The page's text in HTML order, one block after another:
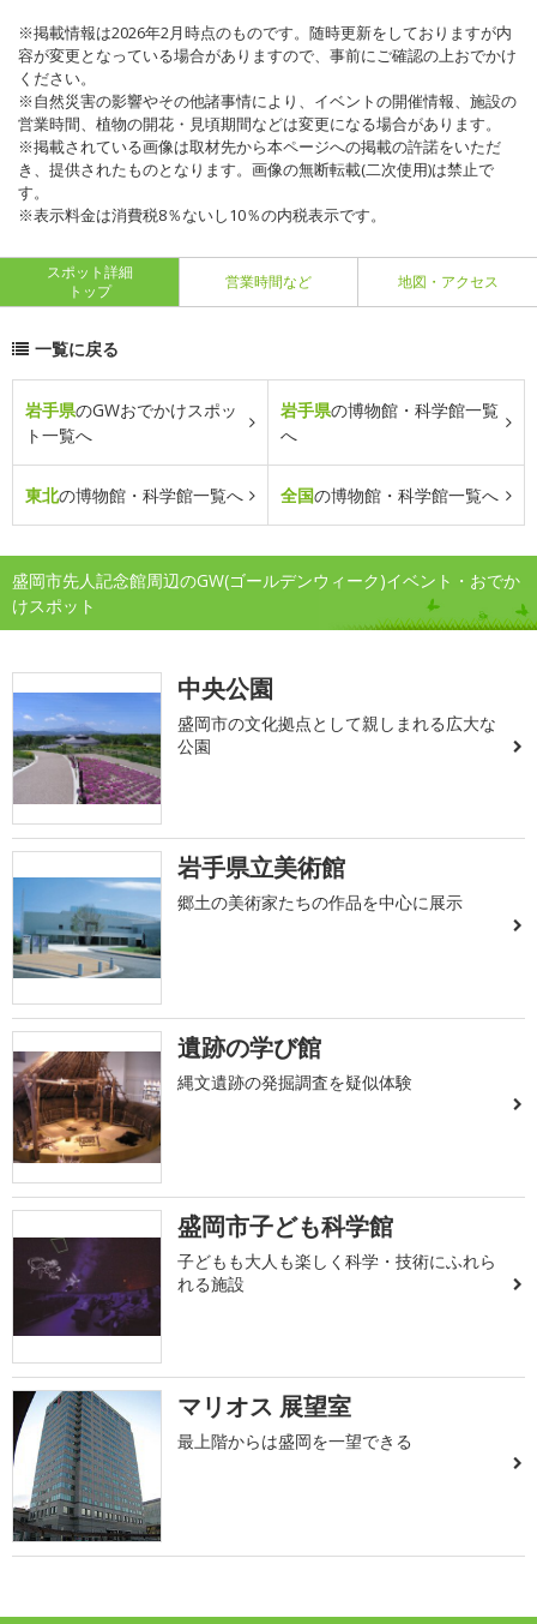
※掲載情報は2026年2月時点のものです。随時更新をしておりますが内
容が変更となっている場合がありますので、事前にご確認の上おでかけ
ください。
※自然災害の影響やその他諸事情により、イベントの開催情報、施設の
営業時間、植物の開花・見頃期間などは変更になる場合があります。
※掲載されている画像は取材先から本ページへの掲載の許諾をいただ
き、提供されたものとなります。画像の無断転載(二次使用)は禁止で
す。
※表示料金は消費税8％ないし10％の内税表示です。
スポット詳細
トップ
営業時間など 地図・アクセス
一覧に戻る
岩手県のGWおでかけスポッ
ト一覧へ
岩手県の博物館・科学館一覧
へ
東北の博物館・科学館一覧へ 全国の博物館・科学館一覧へ
盛岡市先人記念館周辺のGW(ゴールデンウィーク)イベント・おでか
けスポット
中央公園
盛岡市の文化拠点として親しまれる広大な
公園
岩手県立美術館
郷土の美術家たちの作品を中心に展示
遺跡の学び館
縄文遺跡の発掘調査を疑似体験
盛岡市子ども科学館
子どもも大人も楽しく科学・技術にふれら
れる施設
マリオス 展望室
最上階からは盛岡を一望できる